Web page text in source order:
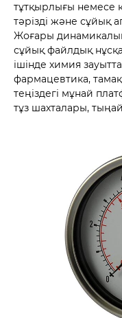
тұтқырлығы немесе
тәрізді және сұйық
Жоғары
сұйық файлдық
ішінде химия
фармацевтика,
теңіздегі мұнай
тұз шахталары,